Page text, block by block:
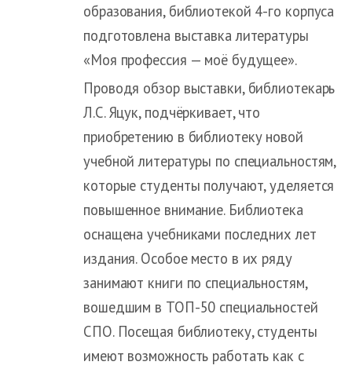
образования, библиотекой 4-го корпуса
подготовлена выставка литературы
«Моя профессия — моё будущее».
Проводя обзор выставки, библиотекарь
Л.С. Яцук, подчёркивает, что
приобретению в библиотеку новой
учебной литературы по специальностям,
которые студенты получают, уделяется
повышенное внимание. Библиотека
оснащена учебниками последних лет
издания. Особое место в их ряду
занимают книги по специальностям,
вошедшим в ТОП-50 специальностей
СПО. Посещая библиотеку, студенты
имеют возможность работать как с